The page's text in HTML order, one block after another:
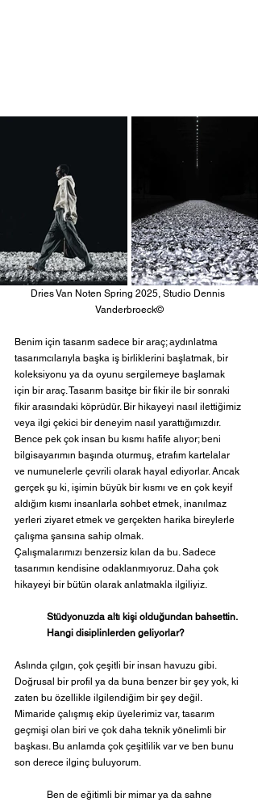
Dries Van Noten Spring 2025, Studio Dennis
Vanderbroeck©
Benim için tasarım sadece bir araç; aydınlatma
tasarımcılarıyla başka iş birliklerini başlatmak, bir
koleksiyonu ya da oyunu sergilemeye başlamak
için bir araç. Tasarım basitçe bir fikir ile bir sonraki
fikir arasındaki köprüdür. Bir hikayeyi nasıl ilettiğimiz
veya ilgi çekici bir deneyim nasıl yarattığımızdır.
Bence pek çok insan bu kısmı hafife alıyor; beni
bilgisayarımın başında oturmuş, etrafım kartelalar
ve numunelerle çevrili olarak hayal ediyorlar. Ancak
gerçek şu ki, işimin büyük bir kısmı ve en çok keyif
aldığım kısmı insanlarla sohbet etmek, inanılmaz
yerleri ziyaret etmek ve gerçekten harika bireylerle
çalışma şansına sahip olmak.
Çalışmalarımızı benzersiz kılan da bu. Sadece
tasarımın kendisine odaklanmıyoruz. Daha çok
hikayeyi bir bütün olarak anlatmakla ilgiliyiz.
Stüdyonuzda altı kişi olduğundan bahsettin.
Hangi disiplinlerden geliyorlar?
Aslında çılgın, çok çeşitli bir insan havuzu gibi.
Doğrusal bir profil ya da buna benzer bir şey yok, ki
zaten bu özellikle ilgilendiğim bir şey değil.
Mimaride çalışmış ekip üyelerimiz var, tasarım
geçmişi olan biri ve çok daha teknik yönelimli bir
başkası. Bu anlamda çok çeşitlilik var ve ben bunu
son derece ilginç buluyorum.
Ben de eğitimli bir mimar ya da sahne